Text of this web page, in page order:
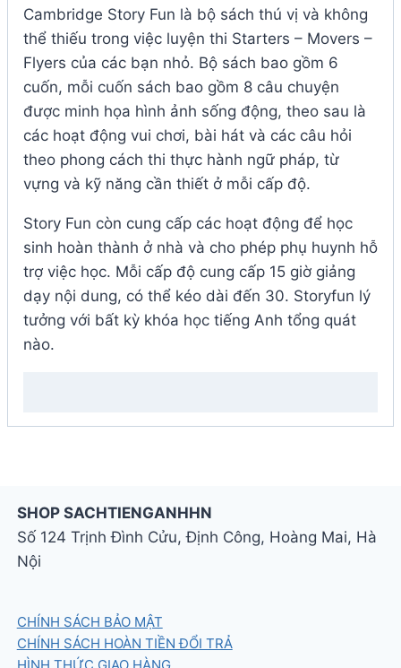
Cambridge Story Fun là bộ sách thú vị và không
thể thiếu trong việc luyện thi Starters – Movers –
Flyers của các bạn nhỏ. Bộ sách bao gồm 6
cuốn, mỗi cuốn sách bao gồm 8 câu chuyện
được minh họa hình ảnh sống động, theo sau là
các hoạt động vui chơi, bài hát và các câu hỏi
theo phong cách thi thực hành ngữ pháp, từ
vựng và kỹ năng cần thiết ở mỗi cấp độ.
Story Fun còn cung cấp các hoạt động để học
sinh hoàn thành ở nhà và cho phép phụ huynh hỗ
trợ việc học. Mỗi cấp độ cung cấp 15 giờ giảng
dạy nội dung, có thể kéo dài đến 30. Storyfun lý
tưởng với bất kỳ khóa học tiếng Anh tổng quát
nào.
SHOP SACHTIENGANHHN
Số 124 Trịnh Đình Cửu, Định Công, Hoàng Mai, Hà
Nội
CHÍNH SÁCH BẢO MẬT
CHÍNH SÁCH HOÀN TIỀN ĐỔI TRẢ